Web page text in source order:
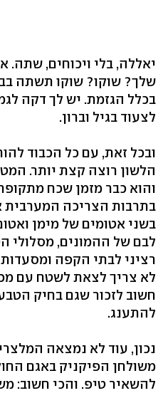
יאללה, בלי ויכוחים, שתה.
שלך? שוקו? שוקו תשתה
בכלל הגזמת. יש לך דקה
לצעוד בגיל וברון.
ובכל זאת, עם כל הכבוד
הלשון רוצה קצת יותר.
והוא כבר מזמן שכח
בתרבות הצריכה המערבית
בשני אטומים של מימן
לבם של ההמונים, מסלולי
רציני לבתי הקפה
לא צריך לצאת לשטח עם
חשוב לזכור שגם בחיק
להתענג.
נכון, עוד לא נמצאה
משולחן הפיקניק באגם
להשאיר טיפ. והכי חשוב: